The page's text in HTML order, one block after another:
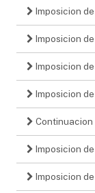
Imposicion
Imposicion
Imposicion
Imposicion
Imposicion
Imposicion